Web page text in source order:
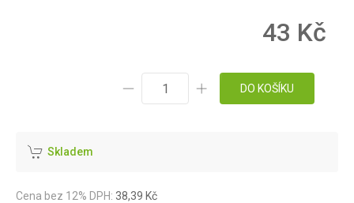
43 Kč
DO KOŠÍKU
Skladem
Cena bez 12% DPH: 38,39 Kč